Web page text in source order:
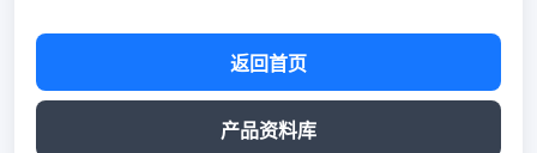
返回首页
产品资料库